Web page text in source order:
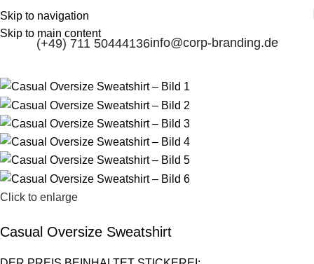
Skip to navigation
Skip to main content
(+49) 711 50444136info@corp-branding.de
Click to enlarge
Casual Oversize Sweatshirt